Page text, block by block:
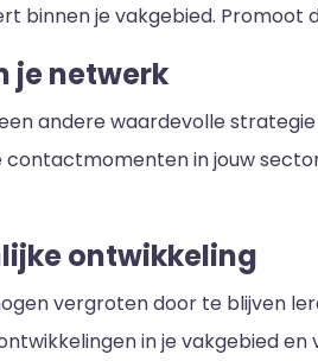
binnen je vakgebied. Promoot
je netwerk
andere waardevolle
in jouw
ontwikkeling
vergroten door te blijven
in je vakgebied